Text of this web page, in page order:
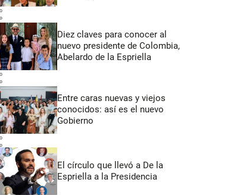
Diez claves para conocer al
nuevo presidente de Colombia,
Abelardo de la Espriella
Entre caras nuevas y viejos
conocidos: así es el nuevo
Gobierno
El círculo que llevó a De la
Espriella a la Presidencia